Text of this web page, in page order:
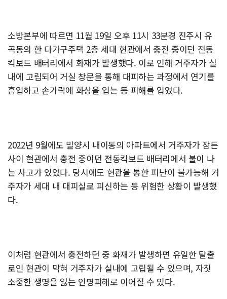
소방본부에 따르면 11월 19일 오후 11시 33분경 진주시 유
곡동의 한 다가구주택 2층 세대 현관에서 충전 중이던 전동
킥보드 배터리에서 화재가 발생했다. 이로 인해 거주자가 실
내에 고립되어 거실 창문을 통해 대피하는 과정에서 연기를
흡입하고 손가락에 화상을 입는 등 피해를 입었다.
2022년 9월에도 밀양시 내이동의 아파트에서 거주자가 잠든
사이 현관에서 충전 중이던 전동킥보드 배터리에서 불이 나
는 사고가 있었다. 당시에도 현관을 통한 피난이 불가능해 거
주자가 세대 내 대피실로 피신하는 등 위험한 상황이 발생했
다.
이처럼 현관에서 충전하던 중 화재가 발생하면 유일한 탈출
로인 현관이 막혀 거주자가 실내에 고립될 수 있으며, 자칫
소중한 생명을 잃는 인명피해로 이어질 수 있다.